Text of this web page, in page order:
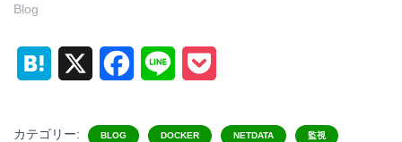
Blog
t c n c
カテゴリー: BLOG DOCKER NETDATA 監視